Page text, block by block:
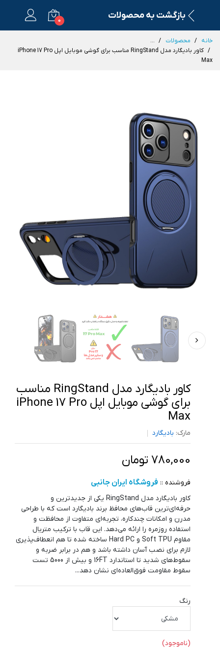
بازگشت به محصولات 0
خانه محصولات
...
کاور بادیگارد مدل RingStand مناسب برای گوشی موبایل اپل iPhone 17 Pro
Max
کاور بادیگارد مدل RingStand مناسب
برای گوشی موبایل اپل iPhone 17 Pro
Max
مارک: بادیگارد
780,000 تومان
فروشنده :: فروشگاه ایران جانبی
کاور بادیگارد مدل RingStand یکی از جدیدترین و
حرفه‌ای‌ترین قاب‌های محافظ برند بادیگارد است که با طراحی
مدرن و امکانات چندکاره، تجربه‌ای متفاوت از محافظت و
استفاده روزمره را ارائه می‌دهد. این قاب با ترکیب متریال
مقاوم Soft TPU و Hard PC ساخته شده تا هم انعطاف‌پذیری
لازم برای نصب آسان داشته باشد و هم در برابر ضربه و
سقوط‌های شدید تا استاندارد 16FT و بیش از 5000 تست
سقوط مقاومت فوق‌العاده‌ای نشان دهد...
رنگ
(ناموجود)